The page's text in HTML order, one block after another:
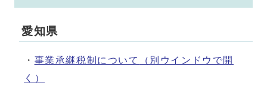
愛知県
・ 事業承継税制について
（別ウインドウで開
く）